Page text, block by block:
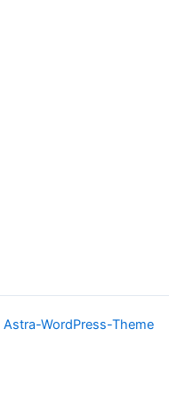
Astra-WordPress-Theme